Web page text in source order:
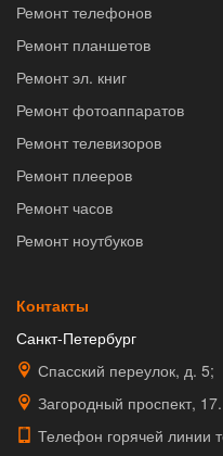
Ремонт телефонов
Ремонт планшетов
Ремонт эл. книг
Ремонт фотоаппаратов
Ремонт телевизоров
Ремонт плееров
Ремонт часов
Ремонт ноутбуков
Контакты
Санкт-Петербург
Спасский переулок, д. 5;
Загородный проспект, 17.
Телефон горячей линии